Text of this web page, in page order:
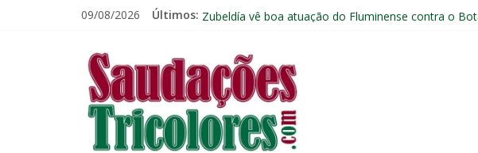
09/08/2026 Últimos: FALA, JOGADOR: Nonato pede reação do
Ignácio celebra mais um gol pelo Fluminense e pede
Ganso atinge limite de jogos no Brasileirão e fica no
Saudações
Tricolores